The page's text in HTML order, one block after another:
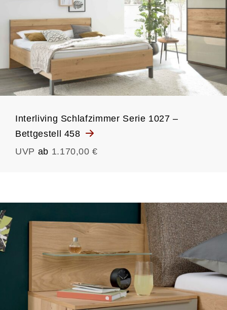
Interliving Schlafzimmer Serie 1027 –
Bettgestell 458
UVP ab 1.170,00 €